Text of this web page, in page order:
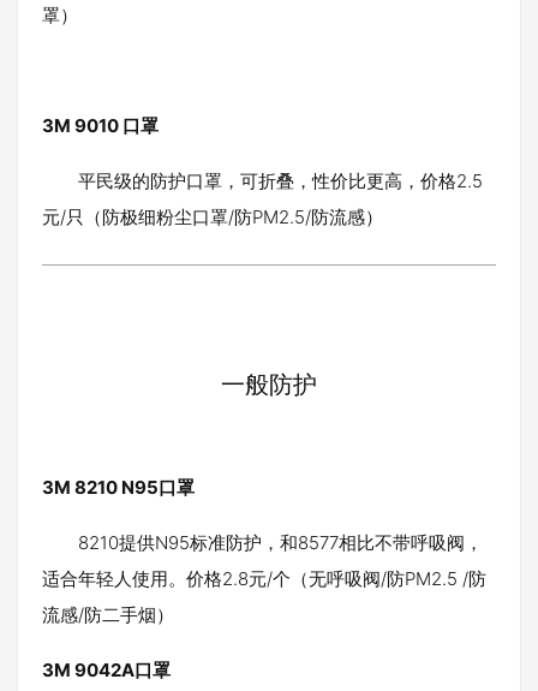
罩）
3M 9010 口罩
平民级的防护口罩，可折叠，性价比更高，价格2.5
元/只（防极细粉尘口罩/防PM2.5/防流感）
一般防护
3M 8210 N95口罩
8210提供N95标准防护，和8577相比不带呼吸阀，
适合年轻人使用。价格2.8元/个（无呼吸阀/防PM2.5 /防
流感/防二手烟）
3M 9042A口罩